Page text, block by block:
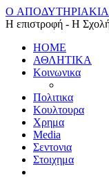
O
Η επιστροφή - Η
HOME
ΑΘΛΗΤΙΚΑ
Κοινωνικα
Πολιτικα
Κουλτουρα
Χρημα
Media
Σεντονια
Στοιχημα